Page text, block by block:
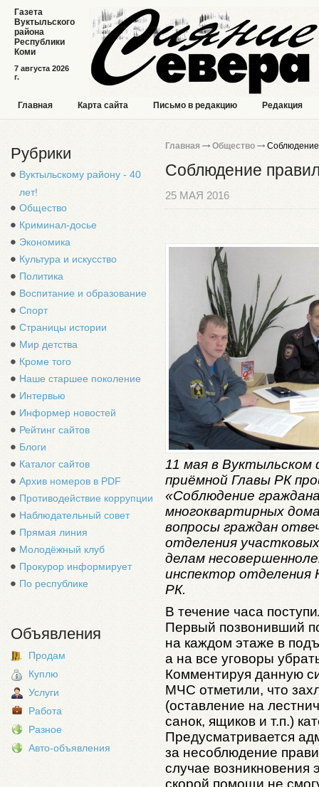
7 августа 2026
г.
Газета
Вуктыльского
района
Республики
Коми
Главная Карта сайта Письмо в редакцию Редакция
Рубрики
Вуктыльскому району - 40
лет!
Общество
Криминал-досье
Экономика
Культура и искусство
Политика
Воспитание и образование
Спорт
Страницы истории
Мир детства
Кроме того
Наше старшее поколение
Интервью
Информер новостей
Рейтинг сайтов
Блоги
Каталог сайтов
Архив номеров в PDF
Противодействие коррупции
Наблюдательный совет
Прямая линия
Молодёжный клуб
Прокурор информирует
По республике
Объявления
Продам
Куплю
Услуги
Работа
Разное
Авто-объявления
Главная Общество Соблюдение
Соблюдение
25 МАЯ 2016
11 мая в
приёмной Главы РК
«Соблюдение
многоквартирных
вопросы граждан
отделения
делам
инспектор
РК.
В течение часа
Первый позвонивший
на каждом этаже в
а на все уговоры
Комментируя данную
МЧС отметили, что
(оставление на
санок, ящиков и т.п.)
Предусматривается
за несоблюдение
случае возникновения